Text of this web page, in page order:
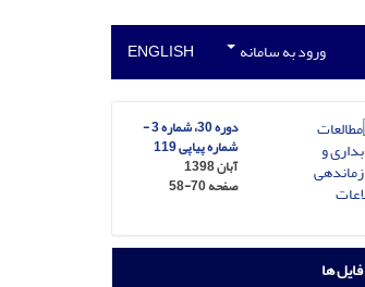
ورود به سامانه ENGLISH
دوره 30، شماره 3 -
شماره پیاپی 119
آبان 1398
صفحه58-70
فایل ها